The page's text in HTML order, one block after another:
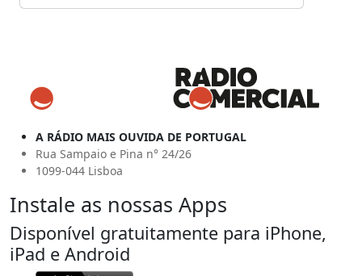
A RÁDIO MAIS OUVIDA DE PORTUGAL
Rua Sampaio e Pina n° 24/26
1099-044 Lisboa
Instale as nossas Apps
Disponível gratuitamente para iPhone,
iPad e Android